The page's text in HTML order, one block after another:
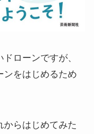
ローンですが、
ンをはじめるため
からはじめてみた